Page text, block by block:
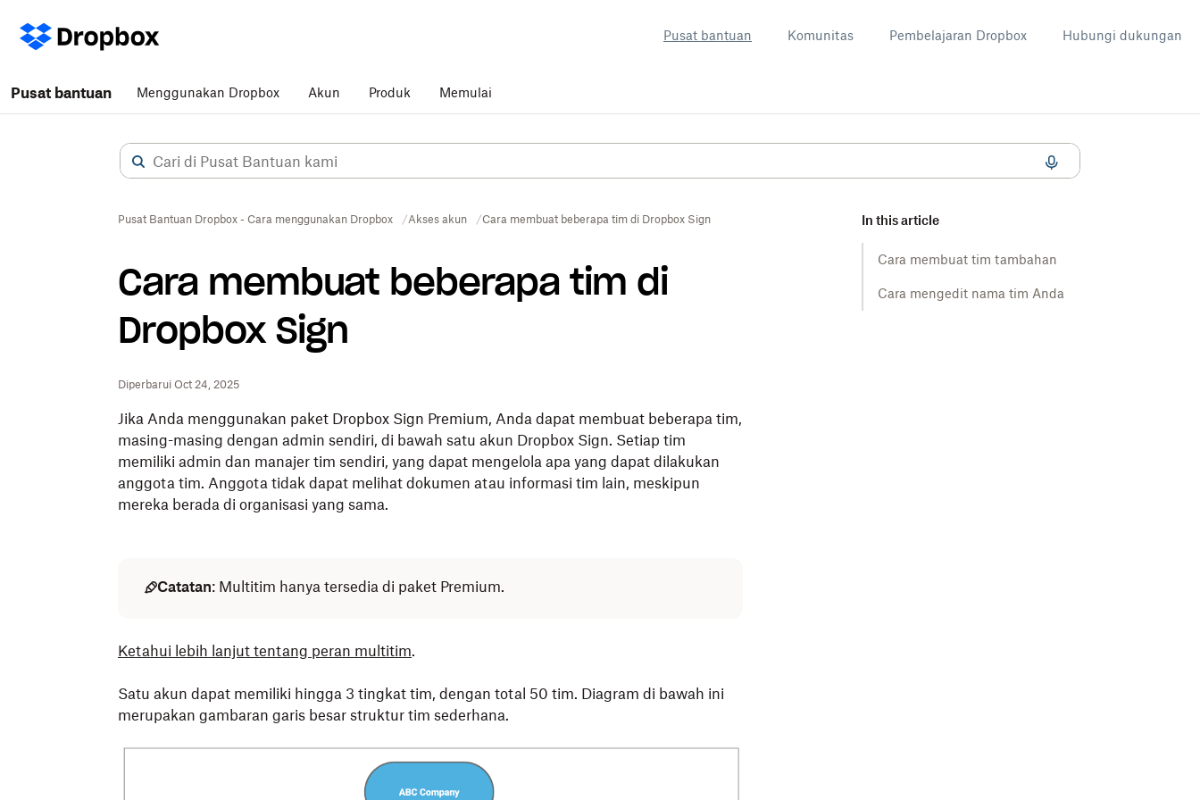
Pusat bantuan Komunitas Pembelajaran Dropbox Hubungi dukungan
Pusat bantuan Menggunakan Dropbox Akun Produk Memulai
Pusat Bantuan Dropbox - Cara menggunakan Dropbox Akses akun Cara membuat beberapa tim di Dropbox Sign
Cara membuat beberapa tim di
Dropbox Sign
Diperbarui Oct 24, 2025
In this article
Cara membuat tim tambahan
Cara mengedit nama tim Anda
Jika Anda menggunakan paket Dropbox Sign Premium, Anda dapat membuat beberapa tim,
masing-masing dengan admin sendiri, di bawah satu akun Dropbox Sign. Setiap tim
memiliki admin dan manajer tim sendiri, yang dapat mengelola apa yang dapat dilakukan
anggota tim. Anggota tidak dapat melihat dokumen atau informasi tim lain, meskipun
mereka berada di organisasi yang sama.
Catatan: Multitim hanya tersedia di paket Premium.
Ketahui lebih lanjut tentang peran multitim.
Satu akun dapat memiliki hingga 3 tingkat tim, dengan total 50 tim. Diagram di bawah ini
merupakan gambaran garis besar struktur tim sederhana.